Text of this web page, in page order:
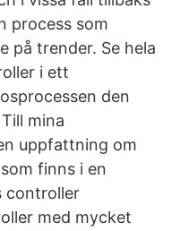
process som
på trender. Se hela
i ett
den
mina
uppfattning om
finns i en
controller
med mycket